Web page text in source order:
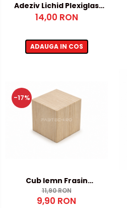
Adeziv Lichid Plexiglas
20ml
14,00 RON
ADAUGA IN COS
-17%
Cub lemn Frasin
60x60x60mm - pentru
gravura laser
11,90 RON
9,90 RON